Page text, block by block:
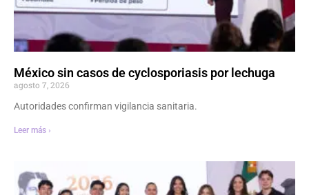
México sin casos de cyclosporiasis por lechuga
agosto 7, 2026
Autoridades confirman vigilancia sanitaria.
Leer más ›